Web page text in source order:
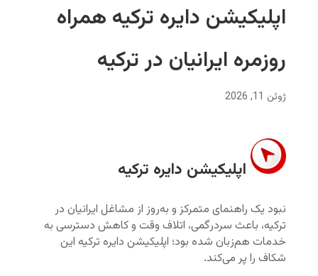
اپلیکیشن دايره تركيه همراه
روزمره ايرانيان در تركيه
ژوئن 11, 2026
اپلیکیشن دايره تركيه
نبود یک راهنمای متمرکز و به‌روز از مشاغل ایرانیان در
ترکیه، باعث سردرگمی، اتلاف وقت و کاهش دسترسی به
خدمات هم‌زبان شده بود؛ اپلیکیشن دایره ترکیه این
شکاف را پر می‌کند.